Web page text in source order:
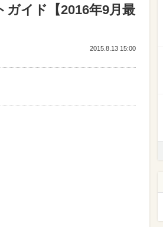
ガイド【2016年9月最
2015.8.13 15:00